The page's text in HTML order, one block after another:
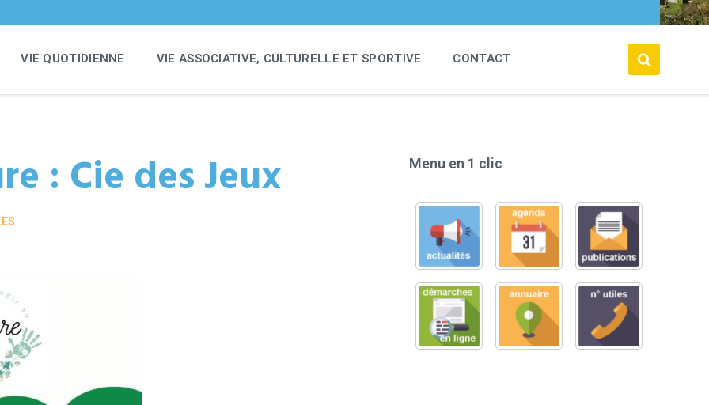
VIE QUOTIDIENNE VIE ASSOCIATIVE, CULTURELLE ET SPORTIVE CONTACT
: Cie des Jeux Menu en 1 clic